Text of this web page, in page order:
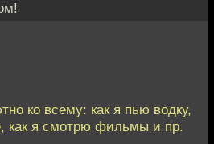
ко всему: как я пью водку,
как я смотрю фильмы и пр.